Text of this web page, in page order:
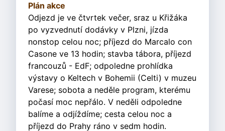
Plán akce
Odjezd je ve čtvrtek večer, sraz u Křižáka
po vyzvednutí dodávky v Plzni, jízda
nonstop celou noc; příjezd do Marcalo con
Casone ve 13 hodin; stavba tábora, příjezd
francouzů - EdF; odpoledne prohlídka
výstavy o Keltech v Bohemii (Celti) v muzeu
Varese; sobota a neděle program, kterému
počasí moc nepřálo. V neděli odpoledne
balíme a odjíždíme; cesta celou noc a
příjezd do Prahy ráno v sedm hodin.